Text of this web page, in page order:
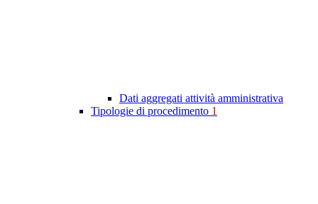
Dati aggregati attività amministrativa
Tipologie di procedimento 1